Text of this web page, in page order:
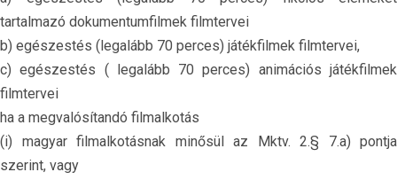
tartalmazó dokumentumfilmek filmtervei
b) egészestés (legalább 70 perces) játékfilmek filmtervei,
c) egészestés ( legalább 70 perces) animációs játékfilmek
filmtervei
ha a megvalósítandó filmalkotás
(i) magyar filmalkotásnak minősül az Mktv. 2.§ 7.a) pontja
szerint, vagy